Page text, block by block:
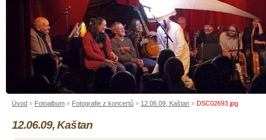
Úvod » Fotoalbum » Fotografie z koncertů » 12.06.09, Kaštan » DSC02693.jpg
12.06.09, Kaštan